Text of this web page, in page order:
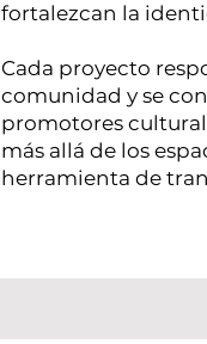
fortalezcan la
Cada proyecto
comunidad y se
promotores
más allá de los
herramienta de